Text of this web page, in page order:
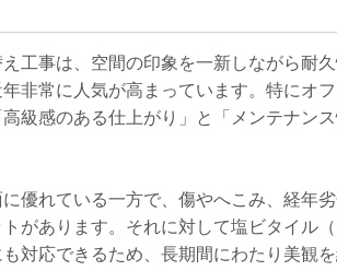
工事は、空間の印象を一新しながら耐
非常に人気が高まっています。特にオ
級感のある仕上がり」と「メンテナンス
優れている一方で、傷やへこみ、経年劣
があります。それに対して塩ビタイル
対応できるため、長期間にわたり美観